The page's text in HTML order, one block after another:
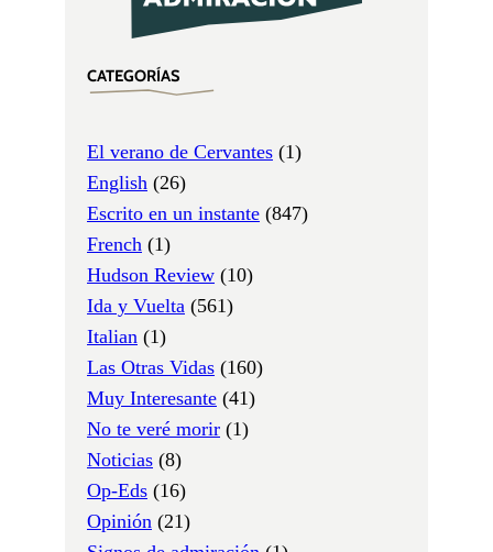
CATEGORÍAS
El verano de Cervantes (1)
English (26)
Escrito en un instante (847)
French (1)
Hudson Review (10)
Ida y Vuelta (561)
Italian (1)
Las Otras Vidas (160)
Muy Interesante (41)
No te veré morir (1)
Noticias (8)
Op-Eds (16)
Opinión (21)